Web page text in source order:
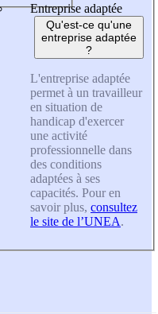
Entreprise adaptée
Qu'est-ce qu'une
entreprise adaptée
?
L'entreprise adaptée
permet à un travailleur
en situation de
handicap d'exercer
une activité
professionnelle dans
des conditions
adaptées à ses
capacités. Pour en
savoir plus, consultez
le site de l’UNEA.